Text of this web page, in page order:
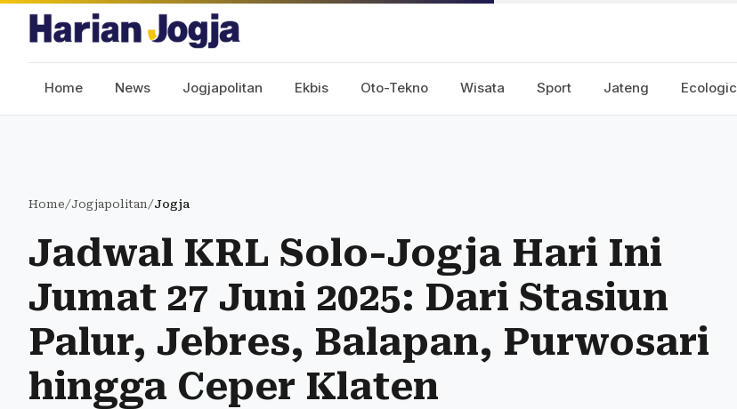
Home News Jogjapolitan Ekbis Oto-Tekno Wisata Sport Jateng Ecologic
Home/Jogjapolitan/Jogja
Jadwal KRL Solo-Jogja Hari Ini
Jumat 27 Juni 2025: Dari Stasiun
Palur, Jebres, Balapan, Purwosari
hingga Ceper Klaten